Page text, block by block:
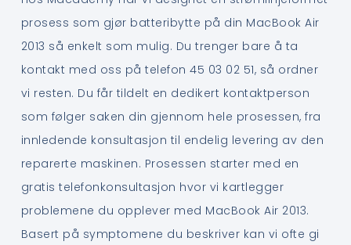
prosess som gjør batteribytte på din MacBook Air
2013 så enkelt som mulig. Du trenger bare å ta
kontakt med oss på telefon 45 03 02 51, så ordner
vi resten. Du får tildelt en dedikert kontaktperson
som følger saken din gjennom hele prosessen, fra
innledende konsultasjon til endelig levering av den
reparerte maskinen. Prosessen starter med en
gratis telefonkonsultasjon hvor vi kartlegger
problemene du opplever med MacBook Air 2013.
Basert på symptomene du beskriver kan vi ofte gi